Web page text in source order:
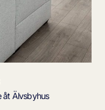
åt Älvsbyhus